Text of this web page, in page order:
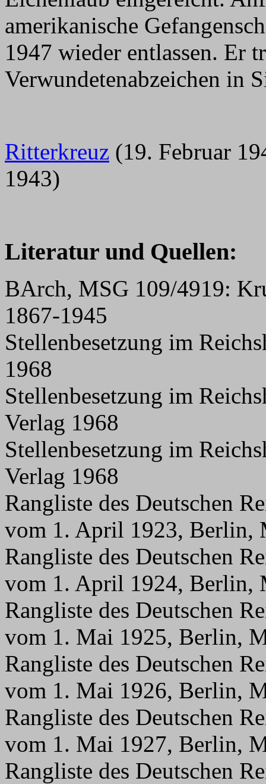
amerikanische
1947 wieder entlassen. Er
Verwundetenabzeichen in
Ritterkreuz (19. Februar
1943)
Literatur und Quellen:
BArch, MSG 109/4919:
1867-1945
Stellenbesetzung im
1968
Stellenbesetzung im
Verlag 1968
Stellenbesetzung im
Verlag 1968
Rangliste des Deutschen
vom 1. April 1923, Berlin,
Rangliste des Deutschen
vom 1. April 1924, Berlin,
Rangliste des Deutschen
vom 1. Mai 1925, Berlin,
Rangliste des Deutschen
vom 1. Mai 1926, Berlin,
Rangliste des Deutschen
vom 1. Mai 1927, Berlin,
Rangliste des Deutschen